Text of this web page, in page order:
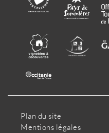
Plan du site
Mentions légales